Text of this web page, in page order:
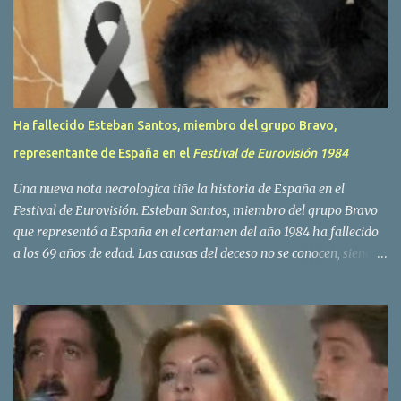
s
Ha fallecido Esteban Santos, miembro del grupo Bravo,
representante de España en el Festival de Eurovisión 1984
Una nueva nota necrologica tiñe la historia de España en el
Festival de Eurovisión. Esteban Santos, miembro del grupo Bravo
que representó a España en el certamen del año 1984 ha fallecido
a los 69 años de edad. Las causas del deceso no se conocen, siendo
traves de las redes sociales. Nacido en Tolosa en 1951, durante su
epoca universitaria en la carrera de empresariales conoció al
estudiante de medicina Luis Villar, comenzando a actuar
juntos,Santos a la guitarra y Villar al piano, sin atreverse a dar el